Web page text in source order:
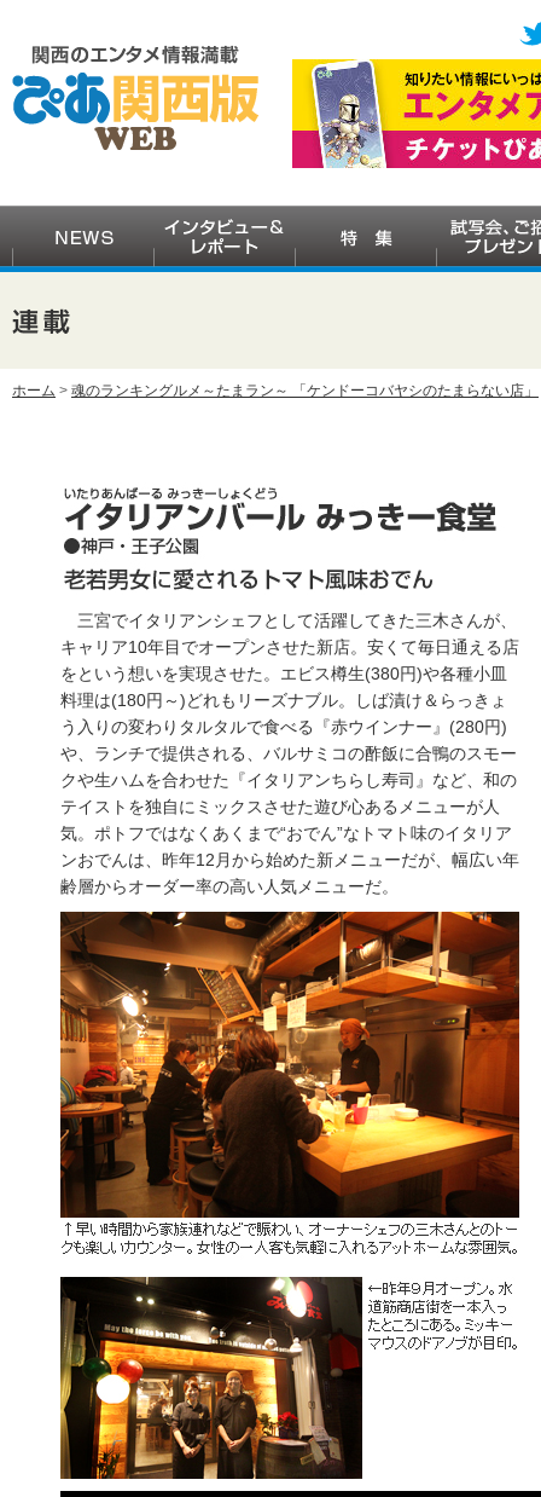
ホーム > 魂のランキングルメ～たまラン～ 「ケンドーコバヤシのたまらない店」
三宮でイタリアンシェフとして活躍してきた三木さんが、
キャリア10年目でオープンさせた新店。安くて毎日通える店
をという想いを実現させた。エビス樽生(380円)や各種小皿
料理は(180円～)どれもリーズナブル。しば漬け＆らっきょ
う入りの変わりタルタルで食べる『赤ウインナー』(280円)
や、ランチで提供される、バルサミコの酢飯に合鴨のスモー
クや生ハムを合わせた『イタリアンちらし寿司』など、和の
テイストを独自にミックスさせた遊び心あるメニューが人
気。ポトフではなくあくまで“おでん”なトマト味のイタリア
ンおでんは、昨年12月から始めた新メニューだが、幅広い年
齢層からオーダー率の高い人気メニューだ。